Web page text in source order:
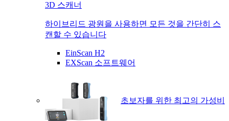
3D 스캐너
하이브리드 광원을 사용하면 모든 것을 간단히 스
캔할 수 있습니다
EinScan H2
EXScan 소프트웨어
초보자를 위한 최고의 가성비